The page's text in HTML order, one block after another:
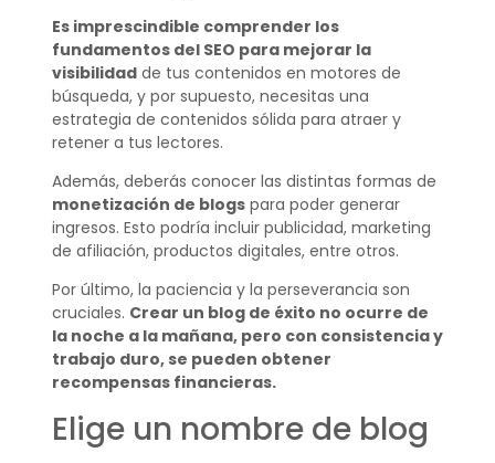
Es imprescindible comprender los
fundamentos del SEO para mejorar la
visibilidadde tus contenidos en motores de
búsqueda, y por supuesto, necesitas una
estrategia de contenidos sólida para atraer y
retener a tus lectores.
Además, deberás conocer las distintas formas de
monetización de blogspara poder generar
ingresos. Esto podría incluir publicidad, marketing
de afiliación, productos digitales, entre otros.
Por último, la paciencia y la perseverancia son
cruciales. Crear un blog de éxito no ocurre de
la noche a la mañana, pero con consistencia y
trabajo duro, se pueden obtener
recompensas financieras.
Elige un nombre de blog